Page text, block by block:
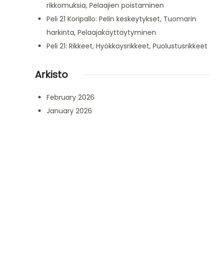
rikkomuksia, Pelaajien poistaminen
Peli 21 Koripallo: Pelin keskeytykset, Tuomarin
harkinta, Pelaajakäyttäytyminen
Peli 21: Rikkeet, Hyökkäysrikkeet, Puolustusrikkeet
Arkisto
February 2026
January 2026